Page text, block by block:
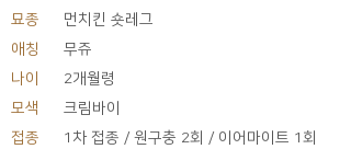
묘종
먼치킨 숏레그
애칭
무쥬
나이
2개월령
모색
크림바이
접종
1차 접종 / 원구충 2회 / 이어마이트 1회